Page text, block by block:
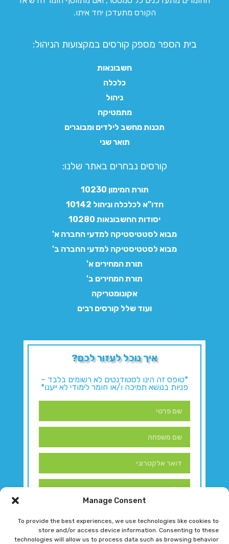
Manage Consent
To provide the best experiences, we use technologies like cookies to
store and/or access device information. Consenting to these
technologies will allow us to process data such as browsing behavior
הקורס מתעדכן יחד איתו.
בית הספר מספק קורסים במקצועות הניהול:
חשבונאות
כלכלה
ניהול
מתמטיקה
תכנות מחשב לילדים ומבוגרים
תואר שני
קורסים נבחרים באתר שלנו:​
תורת המימון 10230
חדו"א לכלכלה וניהול 10142
יסודות החשבונאות 10280
מבוא לסטטיסטיקה למדעי החברה א'
מבוא לסטטיסטיקה למדעי החברה ב'
תורת המחירים א'
תורת המחירים ב'
אקונומטריקה
ועוד שלל קורסים רבים
איך נוכל לעזור לכם?
*טופס זה הינו לסטודנטים לא רשומים בלבד –
פניות בנושא תמיכה ו/או חומר לימודי לא ייענו*